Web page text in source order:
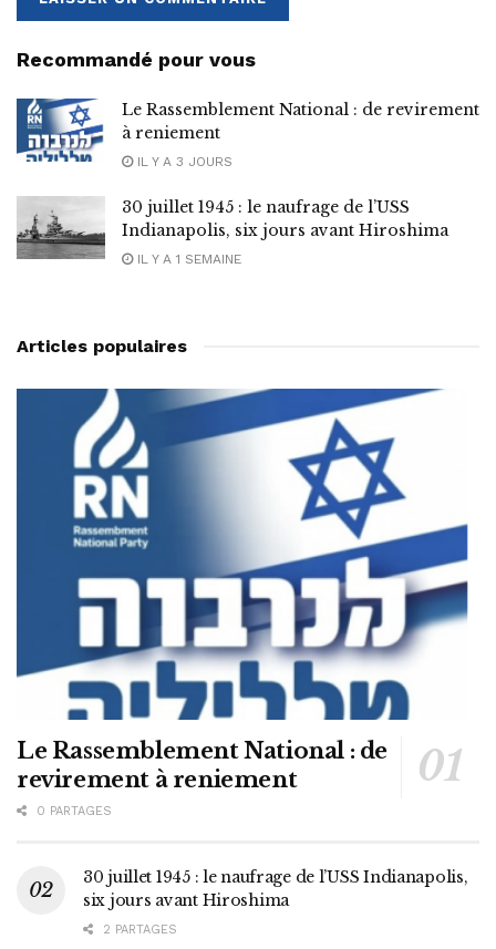
Recommandé pour vous
Le Rassemblement National : de revirement
à reniement
IL Y A 3 JOURS
30 juillet 1945 : le naufrage de l’USS
Indianapolis, six jours avant Hiroshima
IL Y A 1 SEMAINE
Articles populaires
Le Rassemblement National : de
revirement à reniement
0 PARTAGES
30 juillet 1945 : le naufrage de l’USS Indianapolis,
six jours avant Hiroshima
2 PARTAGES